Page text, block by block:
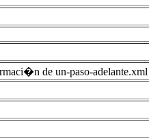
de un-paso-adelante.xml